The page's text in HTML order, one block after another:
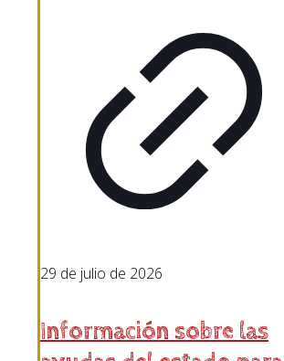
29 de julio de 2026
Información sobre las